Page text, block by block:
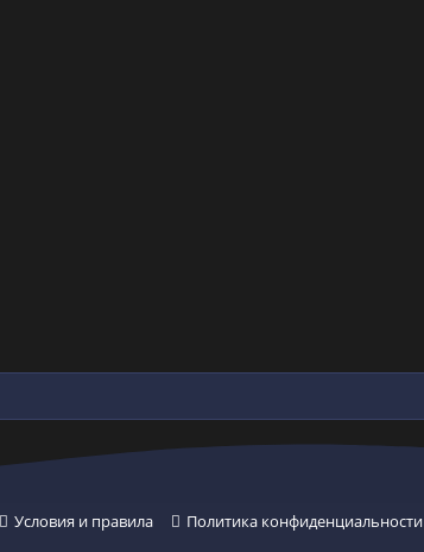
Условия и правила Политика конфиденциальности